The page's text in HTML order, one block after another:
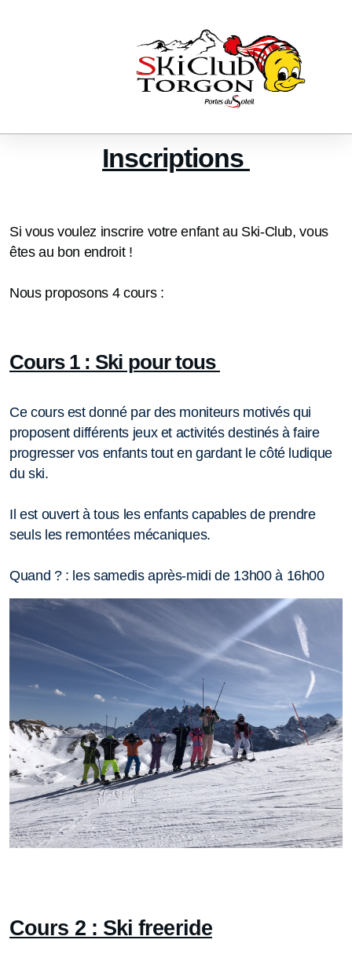
Inscriptions
Si vous voulez inscrire votre enfant au Ski-Club, vous
êtes au bon endroit !
Nous proposons 4 cours :
Cours 1 : Ski pour tous
Ce cours est donné par des moniteurs motivés qui
proposent différents jeux et activités destinés à faire
progresser vos enfants tout en gardant le côté ludique
du ski.
Il est ouvert à tous les enfants capables de prendre
seuls les remontées mécaniques.
Quand ? : les samedis après-midi de 13h00 à 16h00
Cours 2 : Ski freeride